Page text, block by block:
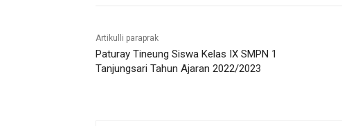
Artikulli paraprak
Paturay Tineung Siswa Kelas IX SMPN 1
Tanjungsari Tahun Ajaran 2022/2023